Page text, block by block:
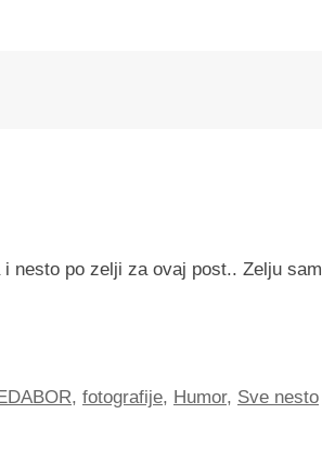
nesto po zelji za ovaj post.. Zelju sam
, fotografije, Humor, Sve nesto